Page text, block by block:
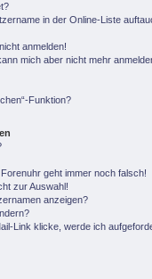
in der Online-Liste
anmelden!
mich aber nicht mehr
Funktion?
geht immer noch falsch!
zur Auswahl!
anzeigen?
Link klicke, werde ich